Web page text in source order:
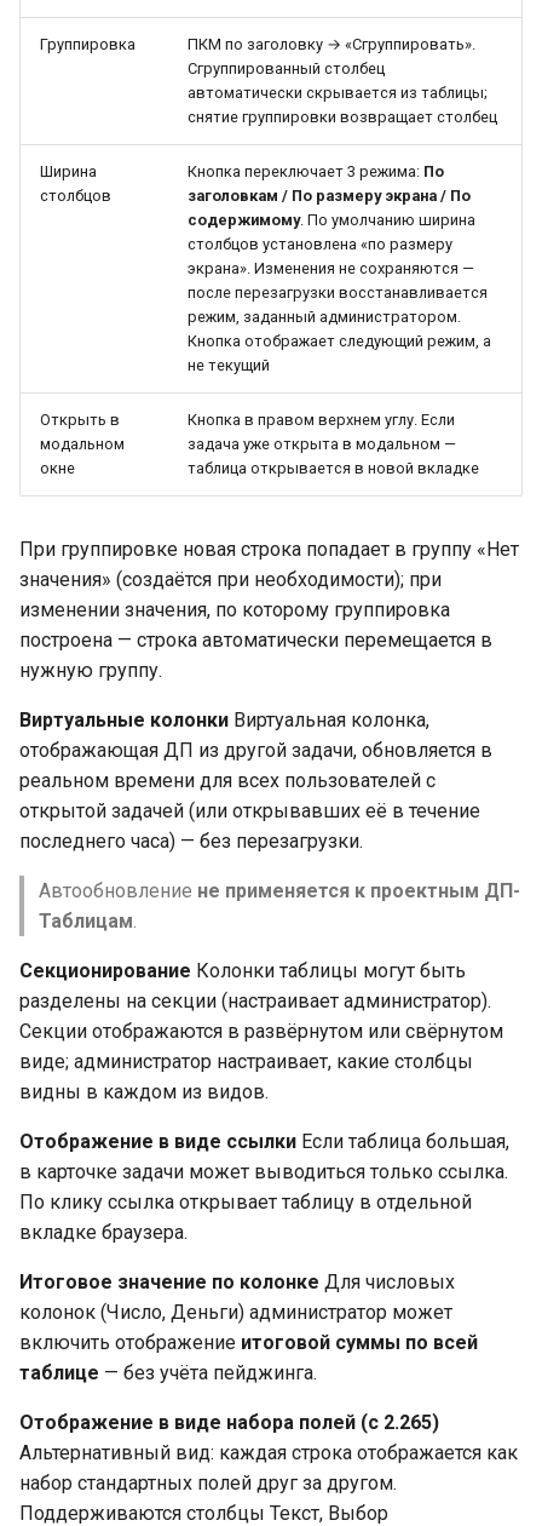
Группировка
ПКМ по заголовку → «Сгруппировать».
Сгруппированный столбец
автоматически скрывается из таблицы;
снятие группировки возвращает столбец
Ширина
столбцов
Кнопка переключает 3 режима: По
заголовкам / По размеру экрана / По
содержимому. По умолчанию ширина
столбцов установлена «по размеру
экрана». Изменения не сохраняются —
после перезагрузки восстанавливается
режим, заданный администратором.
Кнопка отображает следующий режим, а
не текущий
Открыть в
модальном
окне
Кнопка в правом верхнем углу. Если
задача уже открыта в модальном —
таблица открывается в новой вкладке
При группировке новая строка попадает в группу «Нет
значения» (создаётся при необходимости); при
изменении значения, по которому группировка
построена — строка автоматически перемещается в
нужную группу.
Виртуальные колонки Виртуальная колонка,
отображающая ДП из другой задачи, обновляется в
реальном времени для всех пользователей с
открытой задачей (или открывавших её в течение
последнего часа) — без перезагрузки.
Автообновление не применяется к проектным ДП-
Таблицам
Секционирование Колонки таблицы могут быть
разделены на секции (настраивает администратор).
Секции отображаются в развёрнутом или свёрнутом
виде; администратор настраивает, какие столбцы
видны в каждом из видов.
Отображение в виде ссылки Если таблица большая,
в карточке задачи может выводиться только ссылка.
По клику ссылка открывает таблицу в отдельной
вкладке браузера.
Итоговое значение по колонке Для числовых
колонок (Число, Деньги) администратор может
включить отображение итоговой суммы по всей
таблице — без учёта пейджинга.
Отображение в виде набора полей (с 2.265)
Альтернативный вид: каждая строка отображается как
набор стандартных полей друг за другом.
Поддерживаются столбцы Текст, Выбор